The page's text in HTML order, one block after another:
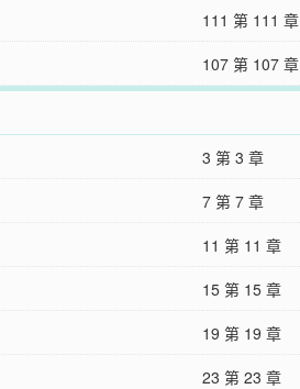
111 第 111 章
107 第 107 章
3 第 3 章
7 第 7 章
11 第 11 章
15 第 15 章
19 第 19 章
23 第 23 章